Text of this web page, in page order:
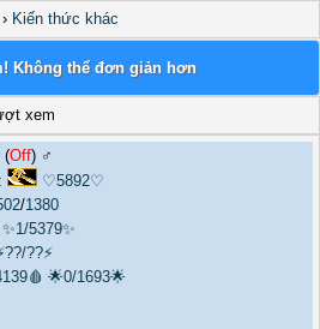
› Kiến thức khác
Không thể đơn giản hơn
xem
(Off) ♂️
♡5892♡
/1380
✨1/5379✨
??⚡
🌟0/1693🌟